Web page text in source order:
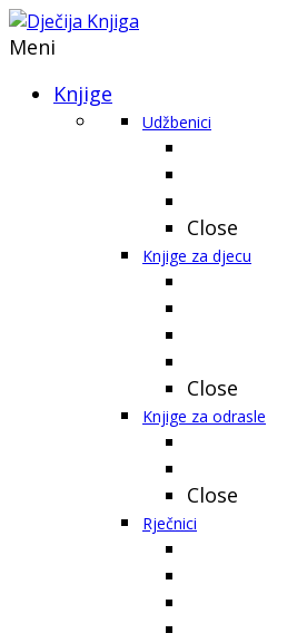
Meni
Knjige
Udžbenici
Close
Knjige za djecu
Close
Knjige za odrasle
Close
Rječnici